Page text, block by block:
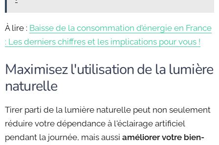
À lire : Baisse de la consommation d’énergie en France
: Les derniers chiffres et les implications pour vous !
Maximisez l'utilisation de la lumière
naturelle
Tirer parti de la lumière naturelle peut non seulement
réduire votre dépendance à l'éclairage artificiel
pendant la journée, mais aussi améliorer votre bien-